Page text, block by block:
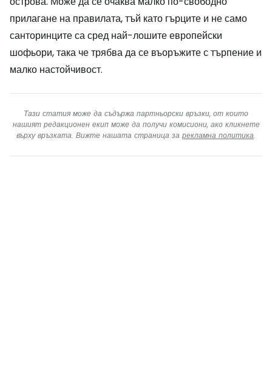
прилагане на правилата, тъй като гърците и не само
санторинците са сред най-лошите европейски
шофьори, така че трябва да се въоръжите с търпение и
малко настойчивост.
Тази статия може да съдържа партньорски връзки, от които
нашият редакционен екип може да получи комисиони, ако кликнете
върху връзката. Вижте нашата страница за рекламна политика.